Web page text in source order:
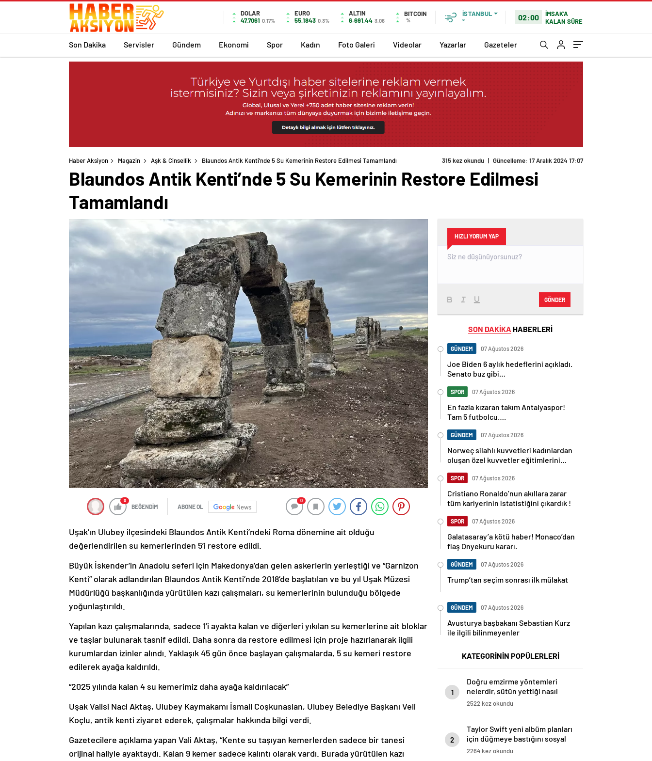
DOLAR
47,7061 0.17%
EURO
55,1843 0.3%
ALTIN
6.691,44 3,06
BITCOIN
%
İSTANBUL
°
02:00
İMSAK'A
KALAN SÜRE
Son Dakika Servisler Gündem Ekonomi Spor Kadın Foto Galeri Videolar Yazarlar Gazeteler
Haber Aksiyon Magazin Aşk & Cinsellik Blaundos Antik Kenti’nde 5 Su Kemerinin Restore Edilmesi Tamamlandı 315 kez okundu | Güncelleme: 17 Aralık 2024 17:07
Blaundos Antik Kenti’nde 5 Su Kemerinin Restore Edilmesi
Tamamlandı
0
BEĞENDİM ABONE OL News
0
Uşak’ın Ulubey ilçesindeki Blaundos Antik Kenti’ndeki Roma dönemine ait olduğu
değerlendirilen su kemerlerinden 5’i restore edildi.
Büyük İskender’in Anadolu seferi için Makedonya’dan gelen askerlerin yerleştiği ve “Garnizon
Kenti” olarak adlandırılan Blaundos Antik Kenti’nde 2018’de başlatılan ve bu yıl Uşak Müzesi
Müdürlüğü başkanlığında yürütülen kazı çalışmaları, su kemerlerinin bulunduğu bölgede
yoğunlaştırıldı.
Yapılan kazı çalışmalarında, sadece 1’i ayakta kalan ve diğerleri yıkılan su kemerlerine ait bloklar
ve taşlar bulunarak tasnif edildi. Daha sonra da restore edilmesi için proje hazırlanarak ilgili
kurumlardan izinler alındı. Yaklaşık 45 gün önce başlayan çalışmalarda, 5 su kemeri restore
edilerek ayağa kaldırıldı.
“2025 yılında kalan 4 su kemerimiz daha ayağa kaldırılacak”
Uşak Valisi Naci Aktaş, Ulubey Kaymakamı İsmail Coşkunaslan, Ulubey Belediye Başkanı Veli
Koçlu, antik kenti ziyaret ederek, çalışmalar hakkında bilgi verdi.
Gazetecilere açıklama yapan Vali Aktaş, “Kente su taşıyan kemerlerden sadece bir tanesi
orijinal haliyle ayaktaydı. Kalan 9 kemer sadece kalıntı olarak vardı. Burada yürütülen kazı
HIZLI YORUM YAP
GÖNDER
SON DAKİKA HABERLERİ
GÜNDEM 07 Ağustos 2026
Joe Biden 6 aylık hedeflerini açıkladı.
Senato buz gibi…
SPOR 07 Ağustos 2026
En fazla kızaran takım Antalyaspor!
Tam 5 futbolcu….
GÜNDEM 07 Ağustos 2026
Norweç silahlı kuvvetleri kadınlardan
oluşan özel kuvvetler eğitimlerini
SPOR 07 Ağustos 2026
Cristiano Ronaldo’nun akıllara zarar
tüm kariyerinin istatistiğini çıkardık !
SPOR 07 Ağustos 2026
Galatasaray’a kötü haber! Monaco’dan
flaş Onyekuru kararı.
GÜNDEM 07 Ağustos 2026
Trump’tan seçim sonrası ilk mülakat
GÜNDEM 07 Ağustos 2026
Avusturya başbakanı Sebastian Kurz
ile ilgili bilinmeyenler
KATEGORİNİN POPÜLERLERİ
1
Doğru emzirme yöntemleri
nelerdir, sütün yettiği nasıl
anlaşılır?
2522 kez okundu
2
Taylor Swift yeni albüm planları
için düğmeye bastığını sosyal
medyadan duyurdu!
2264 kez okundu